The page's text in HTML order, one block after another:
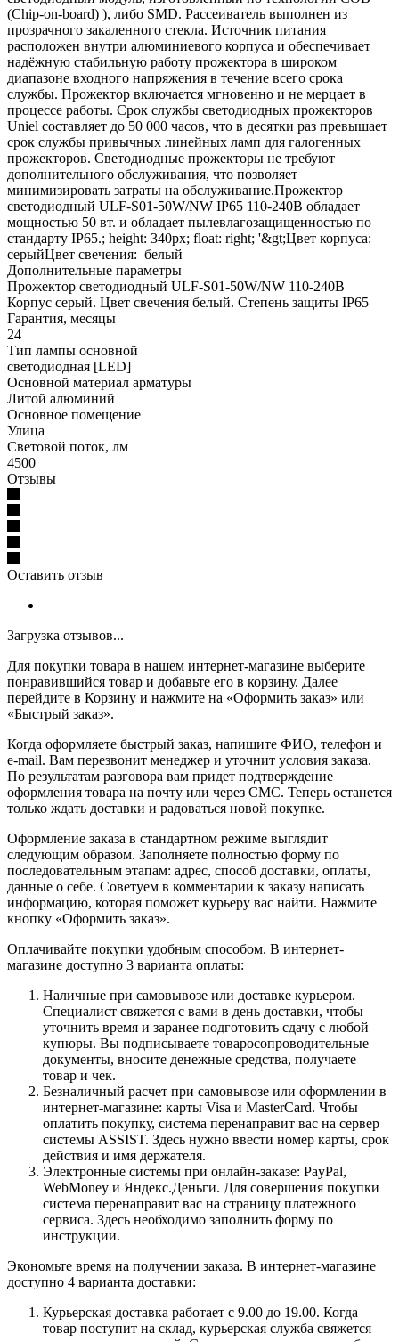
(Chip-on-board) ), либо SMD. Рассеиватель выполнен из
прозрачного закаленного стекла. Источник питания
расположен внутри алюминиевого корпуса и обеспечивает
надёжную стабильную работу прожектора в широком
диапазоне входного напряжения в течение всего срока
службы. Прожектор включается мгновенно и не мерцает в
процессе работы. Срок службы светодиодных прожекторов
Uniel составляет до 50 000 часов, что в десятки раз превышает
срок службы привычных линейных ламп для галогенных
прожекторов. Светодиодные прожекторы не требуют
дополнительного обслуживания, что позволяет
минимизировать затраты на обслуживание.Прожектор
светодиодный ULF-S01-50W/NW IP65 110-240В обладает
мощностью 50 вт. и обладает пылевлагозащищенностью по
стандарту IP65.; height: 340px; float: right; '&gt;Цвет корпуса:
серыйЦвет свечения: белый
Дополнительные параметры
Прожектор светодиодный ULF-S01-50W/NW 110-240В
Корпус серый. Цвет свечения белый. Степень защиты IP65
Гарантия, месяцы
24
Тип лампы основной
светодиодная [LED]
Основной материал арматуры
Литой алюминий
Основное помещение
Улица
Световой поток, лм
4500
Отзывы
Оставить отзыв
Загрузка отзывов...
Для покупки товара в нашем интернет-магазине выберите
понравившийся товар и добавьте его в корзину. Далее
перейдите в Корзину и нажмите на «Оформить заказ» или
«Быстрый заказ».
Когда оформляете быстрый заказ, напишите ФИО, телефон и
e-mail. Вам перезвонит менеджер и уточнит условия заказа.
По результатам разговора вам придет подтверждение
оформления товара на почту или через СМС. Теперь останется
только ждать доставки и радоваться новой покупке.
Оформление заказа в стандартном режиме выглядит
следующим образом. Заполняете полностью форму по
последовательным этапам: адрес, способ доставки, оплаты,
данные о себе. Советуем в комментарии к заказу написать
информацию, которая поможет курьеру вас найти. Нажмите
кнопку «Оформить заказ».
Оплачивайте покупки удобным способом. В интернет-
магазине доступно 3 варианта оплаты:
Наличные при самовывозе или доставке курьером.
Специалист свяжется с вами в день доставки, чтобы
уточнить время и заранее подготовить сдачу с любой
купюры. Вы подписываете товаросопроводительные
документы, вносите денежные средства, получаете
товар и чек.
Безналичный расчет при самовывозе или оформлении в
интернет-магазине: карты Visa и MasterCard. Чтобы
оплатить покупку, система перенаправит вас на сервер
системы ASSIST. Здесь нужно ввести номер карты, срок
действия и имя держателя.
Электронные системы при онлайн-заказе: PayPal,
WebMoney и Яндекс.Деньги. Для совершения покупки
система перенаправит вас на страницу платежного
сервиса. Здесь необходимо заполнить форму по
инструкции.
Экономьте время на получении заказа. В интернет-магазине
доступно 4 варианта доставки:
Курьерская доставка работает с 9.00 до 19.00. Когда
товар поступит на склад, курьерская служба свяжется